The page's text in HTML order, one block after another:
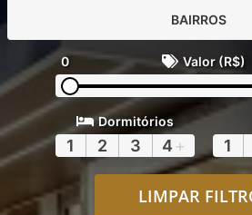
BAIRROS
0 Valor (R$)
Dormitórios
1 2 3 4 + 1
LIMPAR